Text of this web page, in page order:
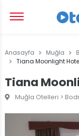
Anasayfa Muğla
Tiana Moonlight
Tiana
Muğla Otelleri >